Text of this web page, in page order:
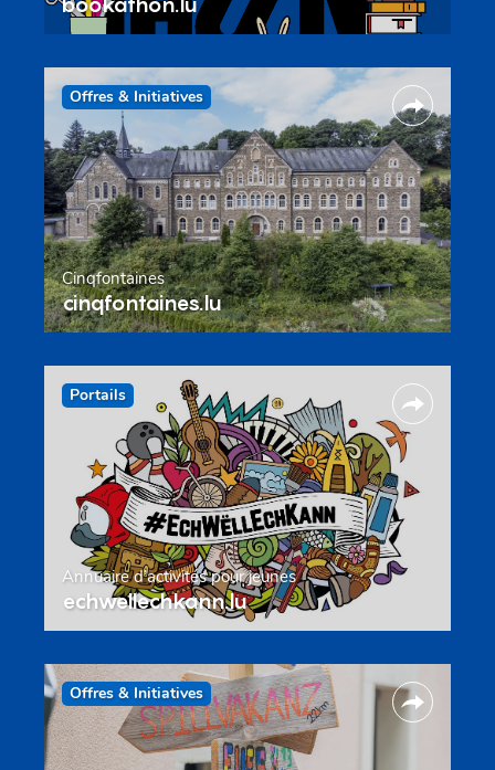
Offres & Initiatives
Cinqfontaines
cinqfontaines.lu
Portails
Annuaire d’activités pour jeunes
echwellechkann.lu
Offres & Initiatives